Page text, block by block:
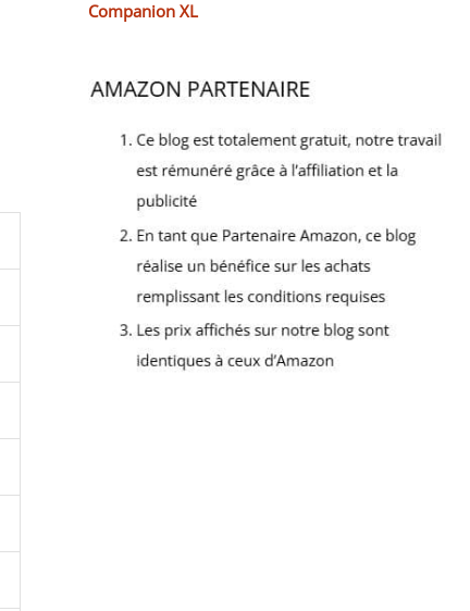
Companion XL